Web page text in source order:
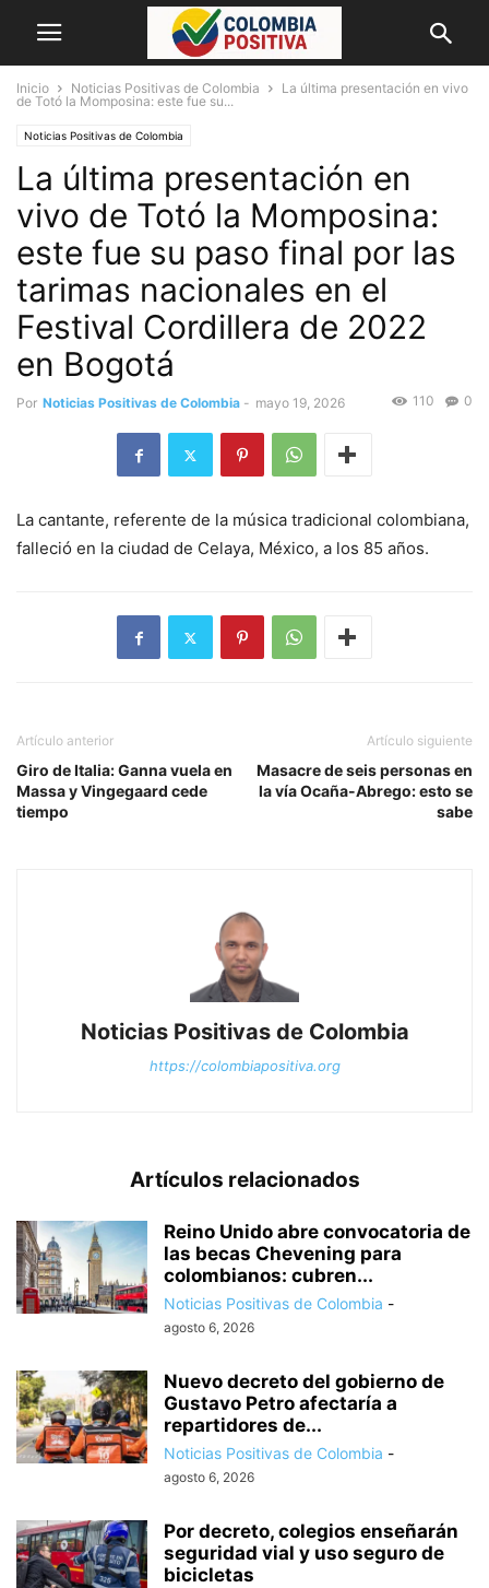
Inicio Noticias Positivas de Colombia
La última presentación en vivo
de Totó la Momposina: este fue su...
Noticias Positivas de Colombia
La última presentación en
vivo de Totó la Momposina:
este fue su paso final por las
tarimas nacionales en el
Festival Cordillera de 2022
en Bogotá
Por Noticias Positivas de Colombia - mayo 19, 2026 0
110
La cantante, referente de la música tradicional colombiana,
falleció en la ciudad de Celaya, México, a los 85 años.
Artículo anterior
Giro de Italia: Ganna vuela en
Massa y Vingegaard cede
tiempo
Artículo siguiente
Masacre de seis personas en
la vía Ocaña-Abrego: esto se
sabe
Noticias Positivas de Colombia
https://colombiapositiva.org
Artículos relacionados
Reino Unido abre convocatoria de
las becas Chevening para
colombianos: cubren...
Noticias Positivas de Colombia -
agosto 6, 2026
Nuevo decreto del gobierno de
Gustavo Petro afectaría a
repartidores de...
Noticias Positivas de Colombia -
agosto 6, 2026
Por decreto, colegios enseñarán
seguridad vial y uso seguro de
bicicletas